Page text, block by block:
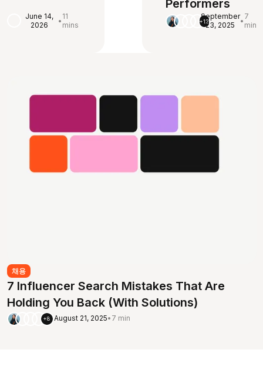
June 14,
2026
• 11
mins
Performers
+12
September
23, 2025
• 7
min
채용
7 Influencer Search Mistakes That Are
Holding You Back (With Solutions)
+8 August 21, 2025• 7 min